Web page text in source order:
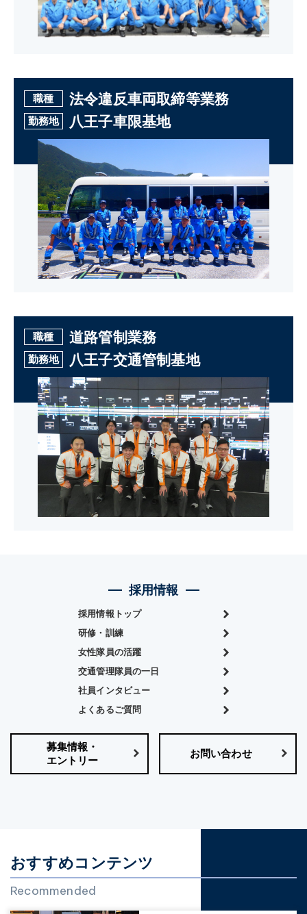
職種 法令違反車両取締等業務
勤務地 八王子車限基地
職種 道路管制業務
勤務地 八王子交通管制基地
採用情報
採用情報トップ
研修・訓練
女性隊員の活躍
交通管理隊員の一日
社員インタビュー
よくあるご質問
募集情報・
エントリー
お問い合わせ
おすすめコンテンツ
Recommended